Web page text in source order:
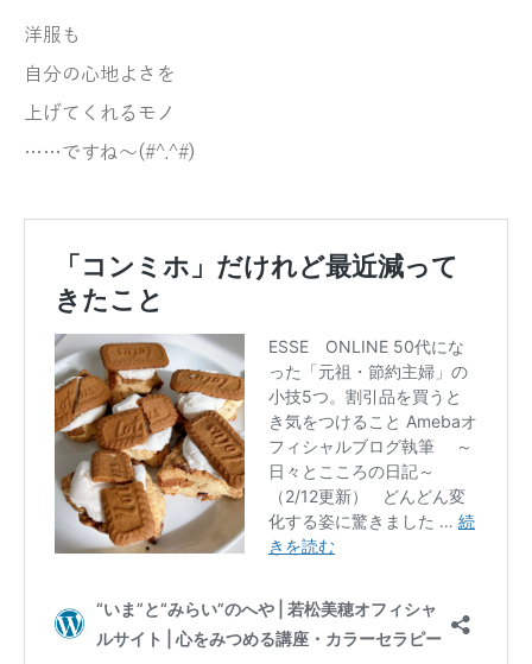
洋服も
自分の心地よさを
上げてくれるモノ
……ですね～(#^.^#)